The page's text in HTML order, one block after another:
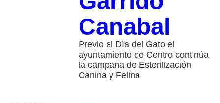
Canabal
Previo al Día del Gato el
ayuntamiento de Centro continúa
la campaña de Esterilización
Canina y Felina